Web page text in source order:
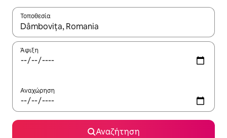
Τοποθεσία
Όταν τα αποτελέσματα είναι διαθέσιμα, μπορείτε να
Άφιξη
Αναχώρηση
Αναζήτηση